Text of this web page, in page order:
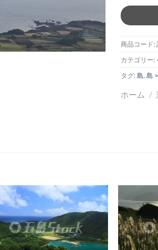
商品コード:
カテゴリー:
タグ:島, 島
ホーム /